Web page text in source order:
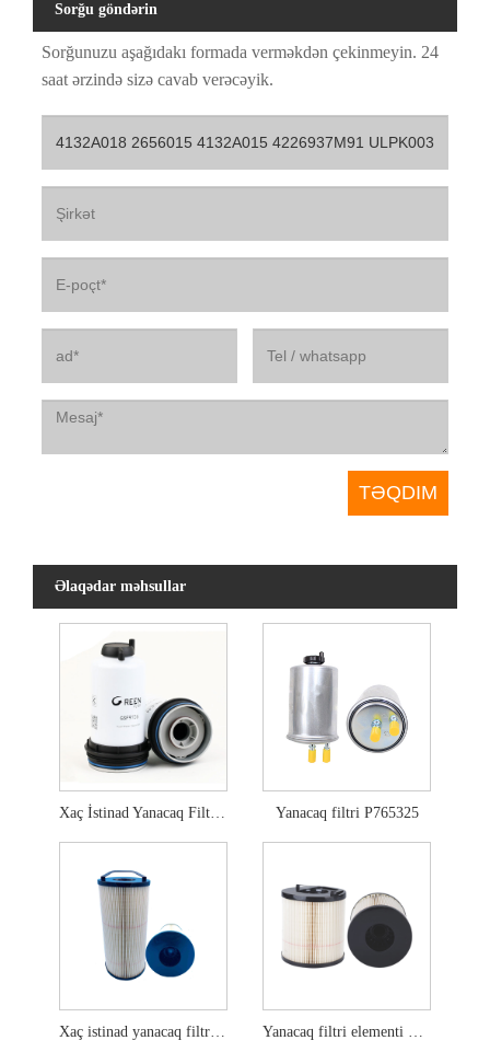
Sorğu göndərin
Sorğunuzu aşağıdakı formada verməkdən çekinmeyin. 24
saat ərzində sizə cavab verəcəyik.
Əlaqədar məhsullar
Xaç İstinad Yanacaq Filtri 837079726 Yanacaq filtri P765325
Xaç istinad yanacaq filtri elementi FS20203 Yanacaq filtri elementi FS20403